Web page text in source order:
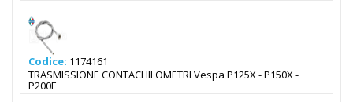
Codice: 1174161
TRASMISSIONE CONTACHILOMETRI Vespa P125X - P150X -
P200E